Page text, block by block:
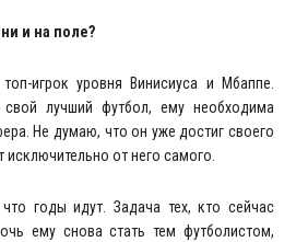
и на поле?
игрок уровня Винисиуса и Мбаппе.
лучший футбол, ему необходима
Не думаю, что он уже достиг своего
исключительно от него самого.
годы идут. Задача тех, кто сейчас
ему снова стать тем футболистом,